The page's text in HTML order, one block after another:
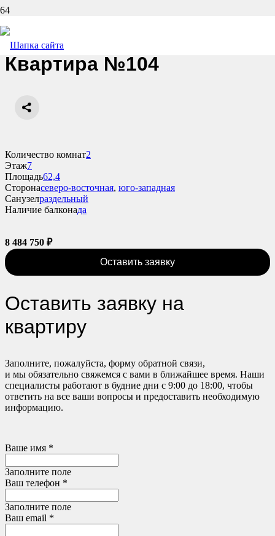
Назад
Квартира №104
Количество комнат2
Этаж7
Площадь62,4
Сторонасеверо-восточная, юго-западная
Санузелраздельный
Наличие балконада
8 484 750 ₽
Оставить заявку
Оставить заявку на
квартиру
Заполните, пожалуйста, форму обратной связи,
и мы обязательно свяжемся с вами в ближайшее время. Наши
специалисты работают в будние дни с 9:00 до 18:00, чтобы
ответить на все ваши вопросы и предоставить необходимую
информацию.
Ваше имя *
Заполните поле
Ваш телефон *
Заполните поле
Ваш email *